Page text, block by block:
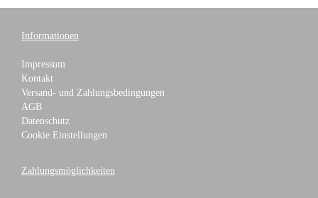
Informationen
Impressum
Kontakt
Versand- und Zahlungsbedingungen
AGB
Datenschutz
Cookie Einstellungen
Zahlungsmöglichkeiten